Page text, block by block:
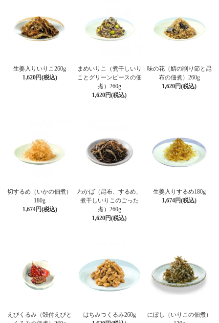
生姜入りいりこ260g
1,620円(税込)
まめいりこ（煮干しいり
ことグリーンピースの佃
煮）260g
1,620円(税込)
味の花（鯖の削り節と昆
布の佃煮）260g
1,620円(税込)
切するめ（いかの佃煮）
180g
1,674円(税込)
わかば（昆布、するめ、
煮干しいりこのごった
煮）260g
1,620円(税込)
生姜入りするめ180g
1,674円(税込)
えびくるみ（殻付えびと
はちみつくるみ260g
にぼし（いりこの佃煮）